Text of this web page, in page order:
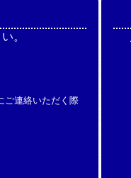
。
連絡いただく際